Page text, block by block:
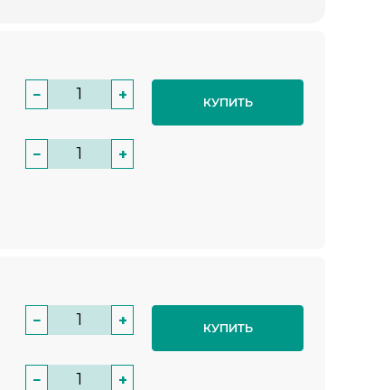
− +
− +
КУПИТЬ
− +
− +
КУПИТЬ